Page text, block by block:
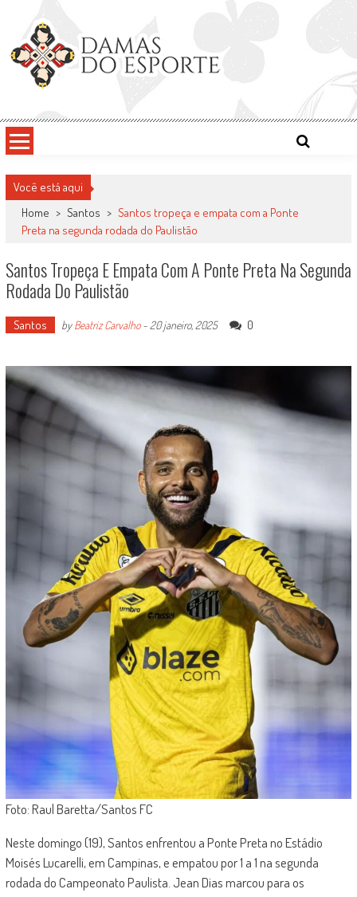
content
Damas do Esporte
Você está aqui
Home > Santos > Santos tropeça e empata com a Ponte
Preta na segunda rodada do Paulistão
Santos Tropeça E Empata Com A Ponte Preta Na Segunda
Rodada Do Paulistão
Santos byBeatriz Carvalho- 20 janeiro, 2025 0
Foto: Raul Baretta/Santos FC
Neste domingo (19), Santos enfrentou a Ponte Preta no Estádio
Moisés Lucarelli, em Campinas, e empatou por 1 a 1 na segunda
rodada do Campeonato Paulista. Jean Dias marcou para os